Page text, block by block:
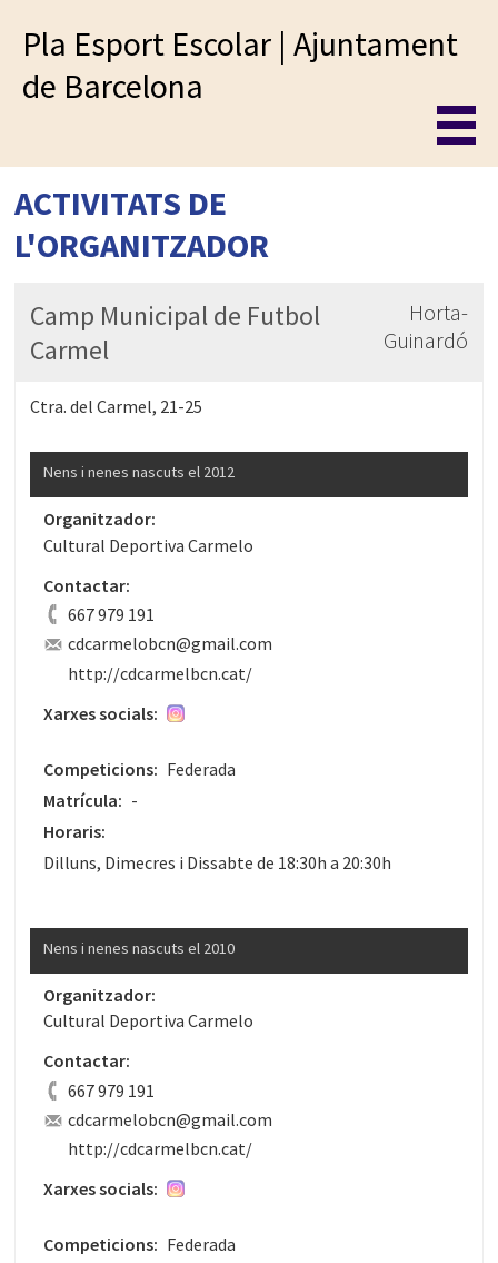
Pla Esport Escolar | Ajuntament
de Barcelona
ACTIVITATS DE
L'ORGANITZADOR
Camp Municipal de Futbol
Carmel
Horta-
Guinardó
Ctra. del Carmel, 21-25
Nens i nenes nascuts el 2012
Organitzador:
Cultural Deportiva Carmelo
Contactar:
667 979 191
cdcarmelobcn@gmail.com
http://cdcarmelbcn.cat/
Xarxes socials:
Competicions: Federada
Matrícula: -
Horaris:
Dilluns, Dimecres i Dissabte de 18:30h a 20:30h
Nens i nenes nascuts el 2010
Organitzador:
Cultural Deportiva Carmelo
Contactar:
667 979 191
cdcarmelobcn@gmail.com
http://cdcarmelbcn.cat/
Xarxes socials:
Competicions: Federada